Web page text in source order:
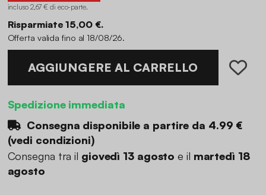
incluso 2,67 € di eco-parte.
Risparmiate 15,00 €.
Offerta valida fino al 18/08/26.
AGGIUNGERE AL CARRELLO
Spedizione immediata
Consegna disponibile a partire da 4.99 €
(vedi condizioni)
Consegna tra il giovedì 13 agosto e il martedì 18
agosto